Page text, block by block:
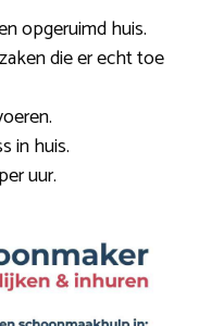
opgeruimd huis.
die er echt toe
in huis.
uur.